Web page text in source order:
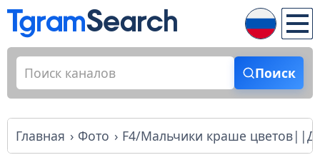
Поиск
Главная Фото F4/Мальчики краше